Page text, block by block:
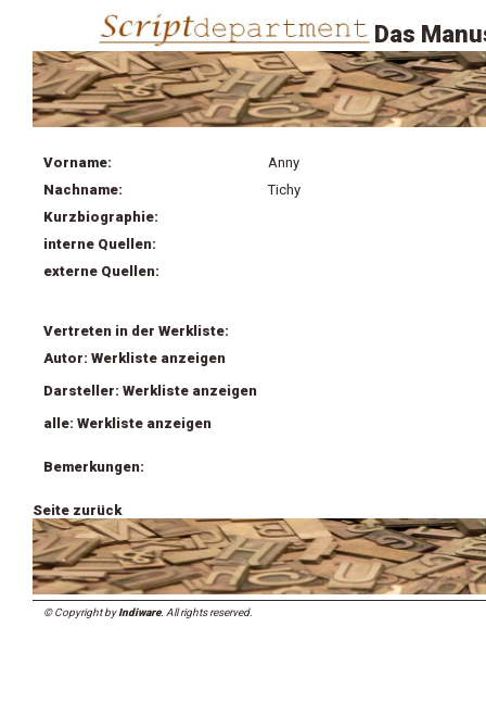
Das
Vorname:
Anny
Nachname:
Tichy
Kurzbiographie:
interne Quellen:
externe Quellen:
Vertreten in der Werkliste:
Autor: Werkliste anzeigen
Darsteller: Werkliste anzeigen
alle: Werkliste anzeigen
Bemerkungen:
Seite zurück
© Copyright byIndiware. All rights reserved.